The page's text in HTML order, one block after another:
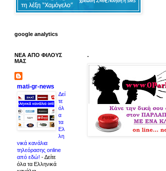
google analytics
ΝΕΑ ΑΠΟ ΦΙΛΟΥΣ
ΜΑΣ
mati-gr-news
Δεί
τε
όλ
α
τα
Ελ
λη
νικά κανάλια
τηλεόρασης online
από εδώ! -Δείτε
όλα τα Ελληνικά
.